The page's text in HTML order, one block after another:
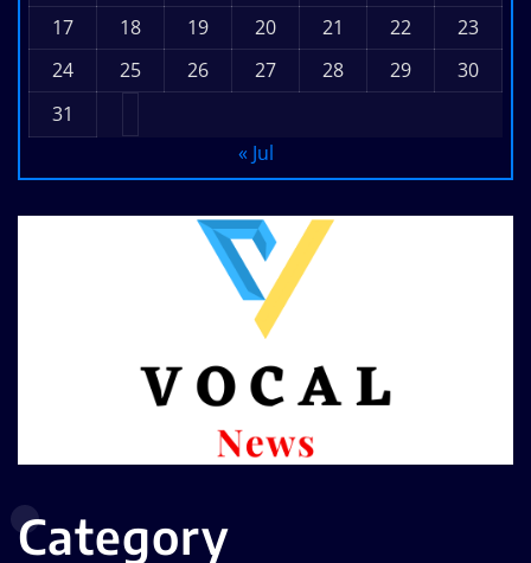
17
18 19 20 21 22
23
24
25 26 27 28 29
30
31
« Jul
Category